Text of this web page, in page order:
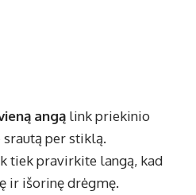
angą link priekinio
per stiklą.
tiek pravirkite langą, kad
ir išorinę drėgmę.